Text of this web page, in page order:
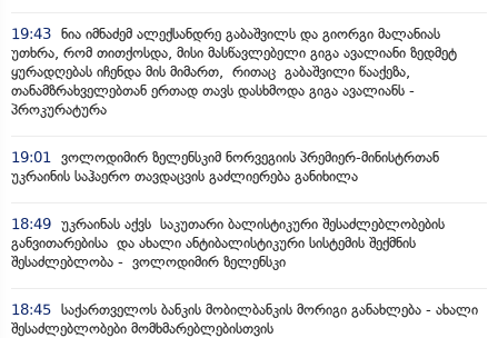
19:43 ნია იმნაძემ ალექსანდრე გაბაშვილს და გიორგი მალანიას
უთხრა, რომ თითქოსდა, მისი მასწავლებელი გიგა ავალიანი ზედმეტ
ყურადღებას იჩენდა მის მიმართ, რითაც გაბაშვილი წააქეზა,
თანამზრახველებთან ერთად თავს დასხმოდა გიგა ავალიანს -
პროკურატურა
19:01
ვოლოდიმირ ზელენსკიმ ნორვეგიის პრემიერ-მინისტრთან
უკრაინის საჰაერო თავდაცვის გაძლიერება განიხილა
18:49 უკრაინას აქვს საკუთარი ბალისტიკური შესაძლებლობების
განვითარებისა და ახალი ანტიბალისტიკური სისტემის შექმნის
შესაძლებლობა - ვოლოდიმირ ზელენსკი
18:45 საქართველოს ბანკის მობილბანკის მორიგი განახლება - ახალი
შესაძლებლობები მომხმარებლებისთვის